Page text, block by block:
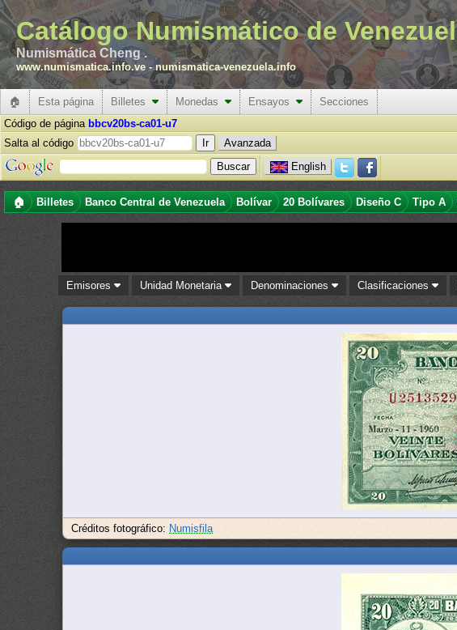
Catálogo Numismático de
Numismática Cheng .
www.numismatica.info.ve -numismatica-venezuela.info
🏠 Esta página Billetes Monedas Ensayos
Secciones
Código de página bbcv20bs-ca01-u7
Salta al código
Avanzada
English
🏠 Billetes Banco Central de Venezuela Bolívar 20 Bolívares Diseño C Tipo A
Emisores Unidad Monetaria Denominaciones Clasificaciones
Créditos fotográfico: Numisfila